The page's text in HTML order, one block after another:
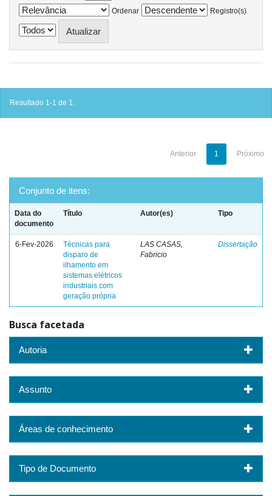
Ordenar
Registro(s)
Resultado 1-1 de 1.
Anterior 1 Próximo
Conjunto de itens:
Data do
documento
Título Autor(es) Tipo
6-Fev-2026
Técnicas para
disparo de
ilhamento em
sistemas elétricos
industriais com
geração própria
LAS CASAS,
Fabricio
Dissertação
Busca facetada
Autoria
Assunto
Áreas de conhecimento
Tipo de Documento